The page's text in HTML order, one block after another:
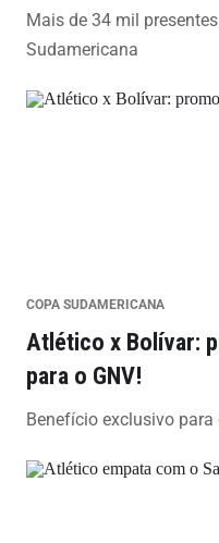
Mais de 34 mil
Sudamericana
COPA SUDAMERICANA
Atlético x Bolívar:
para o GNV!
Benefício exclusivo